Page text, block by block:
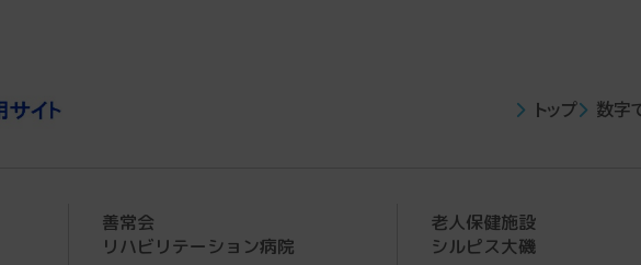
トップ 数字
善常会
リハビリテーション病院
老人保健施設
シルピス大磯